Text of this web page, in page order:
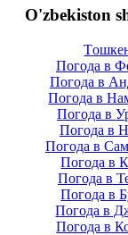
O'zbekiston
Погода в
Погода в
Погода в
Погода в
Погода в
Погода в
Погода в
Погода в
Погода в
Погода в
Погода в